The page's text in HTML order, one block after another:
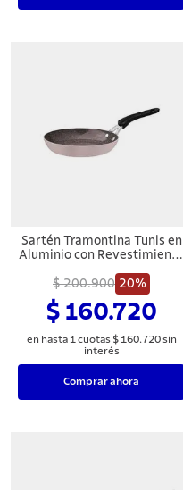
Sartén Tramontina Tunis en
Aluminio con Revestimiento
Siliconado Rosa Trufado 20
cm 0,9 L
$ 200.900 20%
$ 160.720
en hasta 1 cuotas $ 160.720sin
interés
Comprar ahora